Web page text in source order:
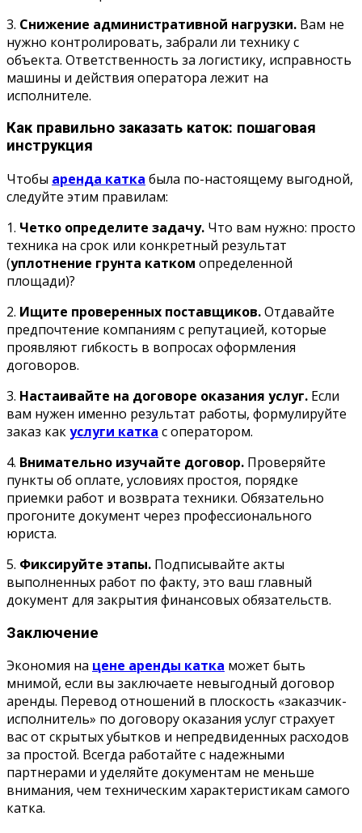
3. Снижение административной нагрузки. Вам не
нужно контролировать, забрали ли технику с
объекта. Ответственность за логистику, исправность
машины и действия оператора лежит на
исполнителе.
Как правильно заказать каток: пошаговая
инструкция
Чтобы аренда катка была по-настоящему выгодной,
следуйте этим правилам:
1. Четко определите задачу. Что вам нужно: просто
техника на срок или конкретный результат
(уплотнение грунта катком определенной
площади)?
2. Ищите проверенных поставщиков.Отдавайте
предпочтение компаниям с репутацией, которые
проявляют гибкость в вопросах оформления
договоров.
3. Настаивайте на договоре оказания услуг. Если
вам нужен именно результат работы, формулируйте
заказ какуслуги катка с оператором.
4. Внимательно изучайте договор. Проверяйте
пункты об оплате, условиях простоя, порядке
приемки работ и возврата техники. Обязательно
прогоните документ через профессионального
юриста.
5. Фиксируйте этапы. Подписывайте акты
выполненных работ по факту, это ваш главный
документ для закрытия финансовых обязательств.
Заключение
Экономия на цене аренды катка может быть
мнимой, если вы заключаете невыгодный договор
аренды. Перевод отношений в плоскость «заказчик-
исполнитель» по договору оказания услуг страхует
вас от скрытых убытков и непредвиденных расходов
за простой. Всегда работайте с надежными
партнерами и уделяйте документам не меньше
внимания, чем техническим характеристикам самого
катка.